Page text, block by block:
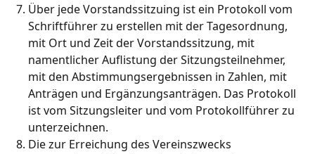
Über jede Vorstandssitzuing ist ein Protokoll vom
Schriftführer zu erstellen mit der Tagesordnung,
mit Ort und Zeit der Vorstandssitzung, mit
namentlicher Auflistung der Sitzungsteilnehmer,
mit den Abstimmungsergebnissen in Zahlen, mit
Anträgen und Ergänzungsanträgen. Das Protokoll
ist vom Sitzungsleiter und vom Protokollführer zu
unterzeichnen.
Die zur Erreichung des Vereinszwecks